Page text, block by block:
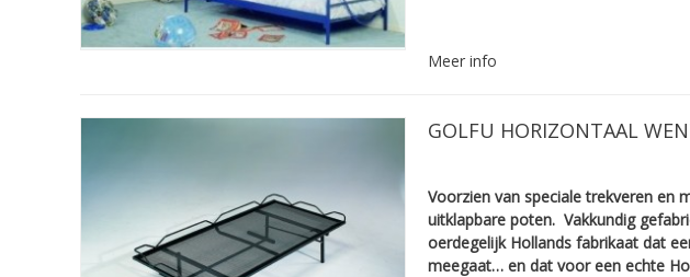
Meer info
GOLFU HORIZONTAAL
Voorzien van speciale trekveren en
uitklapbare poten. Vakkundig
oerdegelijk ­Hollands fabrikaat dat
meegaat… en dat voor een echte